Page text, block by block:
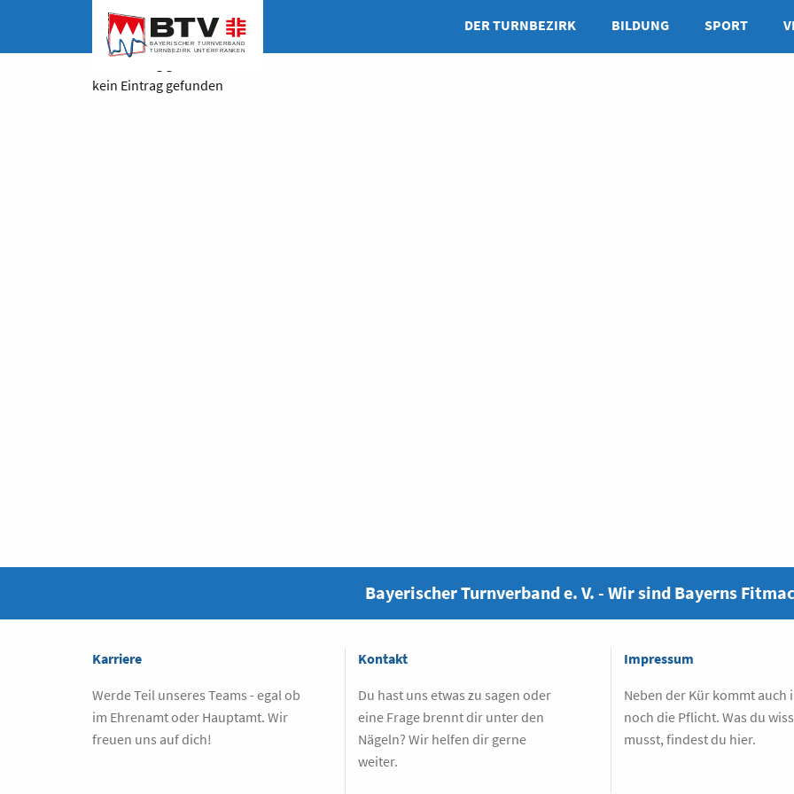
DER TURNBEZIRK BILDUNG SPORT
kein Eintrag gefunden
Bayerischer Turnverband e. V. - Wir sind Bayerns
Karriere
Werde Teil unseres Teams - egal ob
im Ehrenamt oder Hauptamt. Wir
freuen uns auf dich!
Kontakt
Du hast uns etwas zu sagen oder
eine Frage brennt dir unter den
Nägeln? Wir helfen dir gerne
weiter.
Impressum
Neben der Kür kommt auch
noch die Pflicht. Was du
musst, findest du hier.